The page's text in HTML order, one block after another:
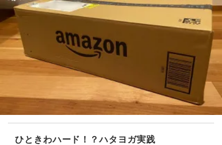
ひときわハード！？ハタヨガ実践